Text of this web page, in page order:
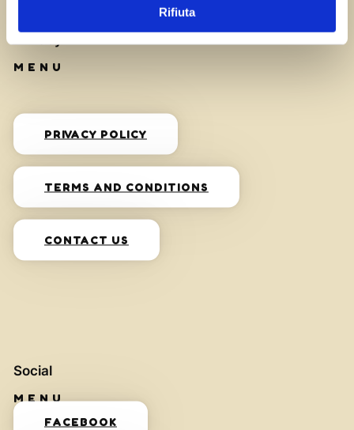
Rifiuta
PRIVACY POLICY
TERMS AND CONDITIONS
CONTACT US
Social
FACEBOOK